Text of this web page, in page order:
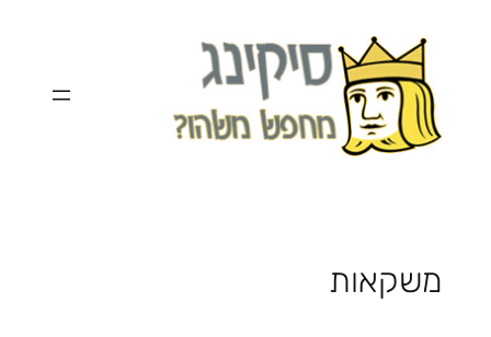
משקאות